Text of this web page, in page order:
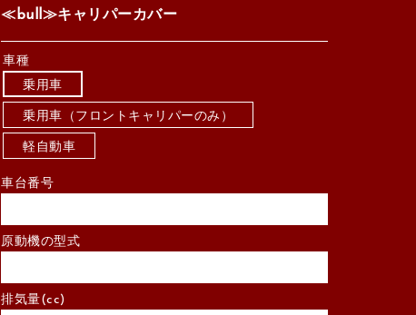
≪bull≫キャリパーカバー
車種
乗用車
乗用車（フロントキャリパーのみ）
軽自動車
車台番号
原動機の型式
排気量(cc)